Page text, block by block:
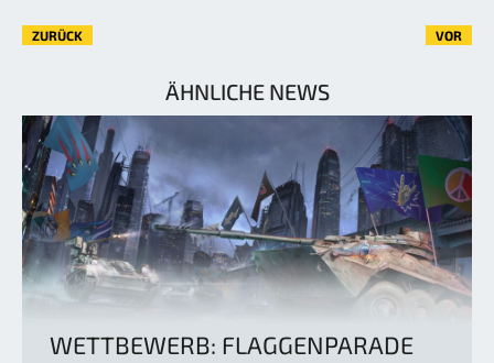
ZURÜCK VOR
ÄHNLICHE NEWS
WETTBEWERB: FLAGGENPARADE